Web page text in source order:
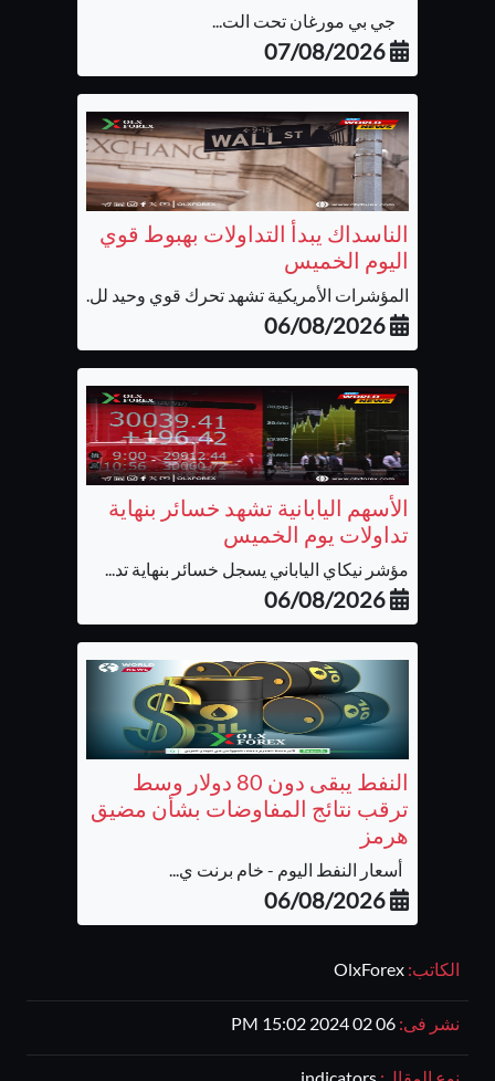
الكاتب:
نشر فى:
جي بي مورغان تحت الت...
07/08/2026
الناسداك يبدأ التداولات بهبوط قوي
اليوم الخميس
المؤشرات الأمريكية تشهد تحرك قوي وحيد لل...
06/08/2026
الأسهم اليابانية تشهد خسائر بنهاية
تداولات يوم الخميس
مؤشر نيكاي الياباني يسجل خسائر بنهاية تد...
06/08/2026
النفط يبقى دون 80 دولار وسط
ترقب نتائج المفاوضات بشأن مضيق
هرمز
أسعار النفط اليوم - خام برنت ي...
06/08/2026